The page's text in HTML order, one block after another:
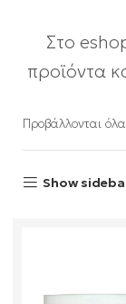
Στο
προϊόντα
Προβάλλονται
Show